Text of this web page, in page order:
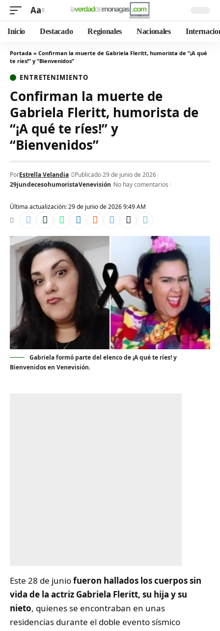
Aa
Inicio Destacado Regionales Nacionales
Portada » Confirman la muerte de Gabriela Fleritt, humorista de “¡A qué
te ríes!” y “Bienvenidos”
ENTRETENIMIENTO
Confirman la muerte de
Gabriela Fleritt, humorista de
“¡A qué te ríes!” y
“Bienvenidos”
Última actualización: 29 de junio de 2026 9:49 AM
PorEstrella Velandia
Publicado 29 de junio de 2026
29jundecesohumoristaVenevisión No hay comentarios
Gabriela formó parte del elenco de ¡A qué te ríes! y
Bienvenidos en Venevisión.
Este 28 de juniofueron hallados los cuerpos sin
vida de la actriz Gabriela Fleritt, su hija y su
nieto, quienes se encontraban en unas
residencias durante el doble evento sísmico